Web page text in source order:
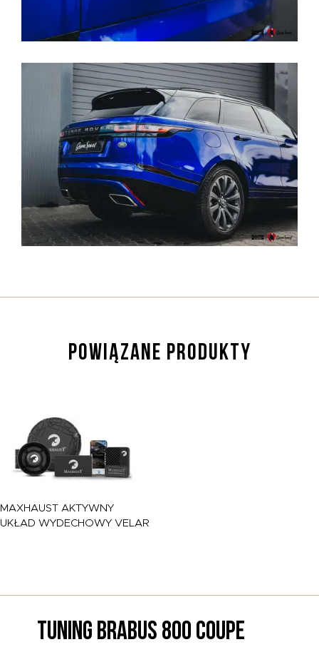
POWIĄZANE PRODUKTY
MAXHAUST AKTYWNY
UKŁAD WYDECHOWY VELAR
TUNING BRABUS 800 COUPE